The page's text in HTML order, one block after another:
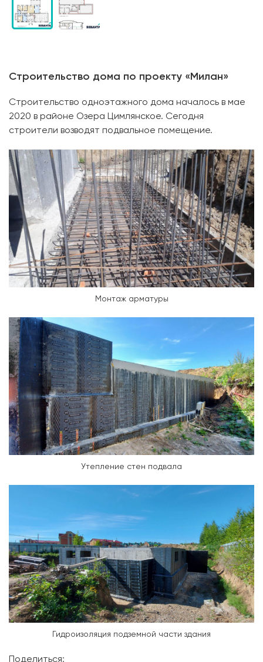
Строительство дома по проекту «Милан»
Строительство одноэтажного дома началось в мае
2020 в районе Озера Цимлянское. Сегодня
строители возводят подвальное помещение.
Монтаж арматуры
Утепление стен подвала
Гидроизоляция подземной части здания
Поделиться: